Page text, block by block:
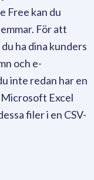
Free kan du
För att
ha dina kunders
och e-
inte redan har en
Excel
filer i en CSV-